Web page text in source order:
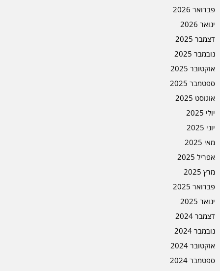
פברואר 2026
ינואר 2026
דצמבר 2025
נובמבר 2025
אוקטובר 2025
ספטמבר 2025
אוגוסט 2025
יולי 2025
יוני 2025
מאי 2025
אפריל 2025
מרץ 2025
פברואר 2025
ינואר 2025
דצמבר 2024
נובמבר 2024
אוקטובר 2024
ספטמבר 2024